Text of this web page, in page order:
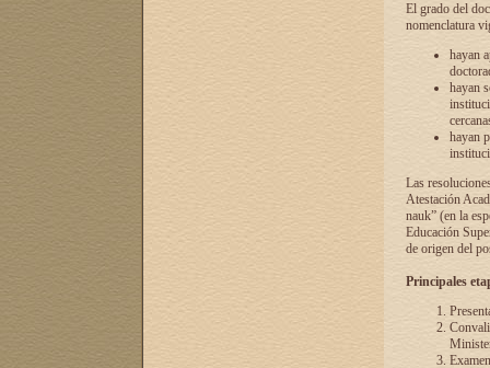
El grado del
nomenclatura
hayan
hayan
hayan
Las
Atestación
nauk” (en la
Educación
de origen del
Principales